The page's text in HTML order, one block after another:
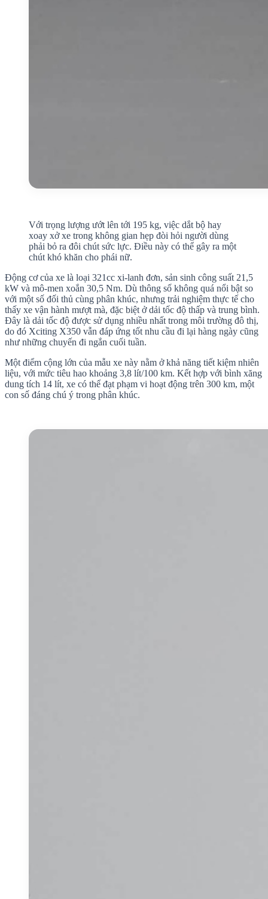
Với trọng lượng ướt lên tới 195 kg, việc dắt bộ hay
xoay xở xe trong không gian hẹp đòi hỏi người dùng
phải bỏ ra đôi chút sức lực. Điều này có thể gây ra một
chút khó khăn cho phái nữ.
Động cơ của xe là loại 321cc xi-lanh đơn, sản sinh công suất 21,5
kW và mô-men xoắn 30,5 Nm. Dù thông số không quá nổi bật so
với một số đối thủ cùng phân khúc, nhưng trải nghiệm thực tế cho
thấy xe vận hành mượt mà, đặc biệt ở dải tốc độ thấp và trung bình.
Đây là dải tốc độ được sử dụng nhiều nhất trong môi trường đô thị,
do đó Xciting X350 vẫn đáp ứng tốt nhu cầu đi lại hàng ngày cũng
như những chuyến đi ngắn cuối tuần.
Một điểm cộng lớn của mẫu xe này nằm ở khả năng tiết kiệm nhiên
liệu, với mức tiêu hao khoảng 3,8 lít/100 km. Kết hợp với bình xăng
dung tích 14 lít, xe có thể đạt phạm vi hoạt động trên 300 km, một
con số đáng chú ý trong phân khúc.